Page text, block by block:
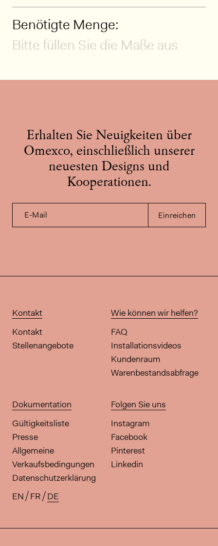
Benötigte Menge:
Bitte füllen Sie die Maße aus
Erhalten Sie Neuigkeiten über
Omexco, einschließlich unserer
neuesten Designs und
Kooperationen.
E-Mail Einreichen
Kontakt
Kontakt
Stellenangebote
Wie können wir helfen?
FAQ
Installationsvideos
Kundenraum
Warenbestandsabfrage
Dokumentation
Gültigkeitsliste
Presse
Allgemeine
Verkaufsbedingungen
Datenschutzerklärung
Folgen Sie uns
Instagram
Facebook
Pinterest
Linkedin
Verfügbare Übersetzungen für
EN FR DE